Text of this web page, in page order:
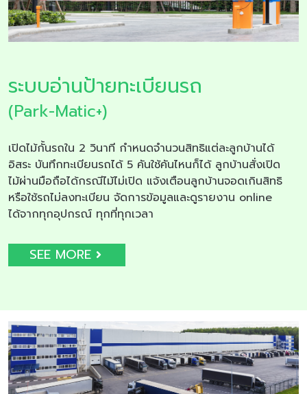
ระบบอ่านป้ายทะเบียนรถ
(Park-Matic+)
เปิดไม้กั้นรถใน 2 วินาที กำหนดจำนวนสิทธิแต่ละลูกบ้านได้
อิสระ บันทึกทะเบียนรถได้ 5 คันใช้คันไหนก็ได้ ลูกบ้านสั่งเปิด
ไม้ผ่านมือถือได้กรณีไม้ไม่เปิด แจ้งเตือนลูกบ้านจอดเกินสิทธิ
หรือใช้รถไม่ลงทะเบียน จัดการข้อมูลและดูรายงาน online
ได้จากทุกอุปกรณ์ ทุกที่ทุกเวลา
SEE MORE